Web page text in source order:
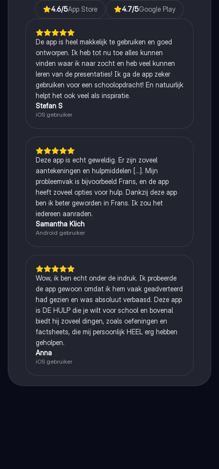
4.6/5App Store 4.7/5Google Play
De app is heel makkelijk te gebruiken en goed
ontworpen. Ik heb tot nu toe alles kunnen
vinden waar ik naar zocht en heb veel kunnen
leren van de presentaties! Ik ga de app zeker
gebruiken voor een schoolopdracht! En natuurlijk
helpt het ook veel als inspiratie.
Stefan S
iOS gebruiker
Deze app is echt geweldig. Er zijn zoveel
aantekeningen en hulpmiddelen [...]. Mijn
probleemvak is bijvoorbeeld Frans, en de app
heeft zoveel opties voor hulp. Dankzij deze app
ben ik beter geworden in Frans. Ik zou het
iedereen aanraden.
Samantha Klich
Android gebruiker
Wow, ik ben echt onder de indruk. Ik probeerde
de app gewoon omdat ik hem vaak geadverteerd
had gezien en was absoluut verbaasd. Deze app
is DE HULP die je wilt voor school en bovenal
biedt hij zoveel dingen, zoals oefeningen en
factsheets, die mij persoonlijk HEEL erg hebben
geholpen.
Anna
iOS gebruiker